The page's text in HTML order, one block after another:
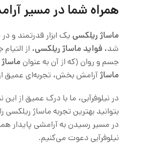
همراه شما در مسیر
ماساژ ریلکسی یک ابزار قدرتمند و
شد، فواید ماساژ ریلکسی، از
جسم و روان (که از آن به عنوان
ماساژ آرامش بخش، تجربه‌ای عمیق از
در نیلوفرآبی، ما با درک عمیق از
بتوانید بهترین تجربه ماساژ
در مسیر رسیدن به آرامشی پایدار
نیلوفرآبی دعوت می‌کنیم.